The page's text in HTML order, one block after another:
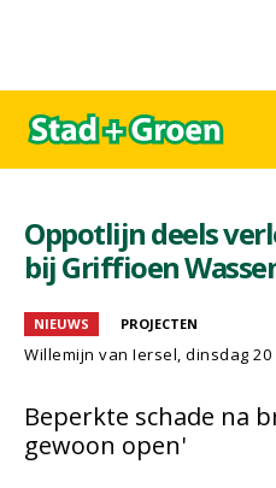
Oppotlijn deels
bij Griffioen
NIEUWS PROJECTEN
Willemijn van Iersel, dinsdag 20
Beperkte schade na
gewoon open'